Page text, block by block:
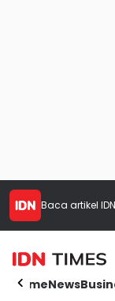
Baca artikel
HomeNews